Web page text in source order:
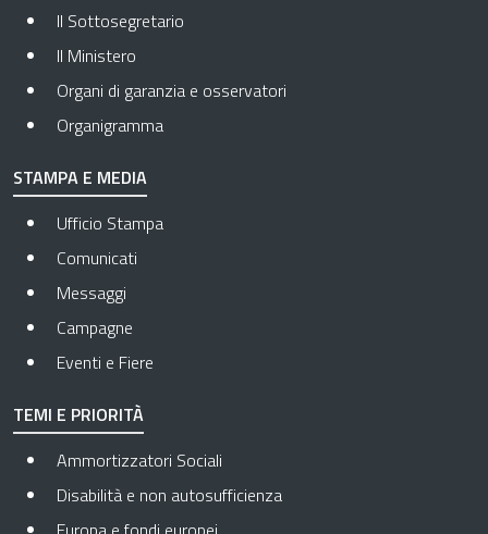
Il Sottosegretario
Il Ministero
Organi di garanzia e osservatori
Organigramma
STAMPA E MEDIA
Ufficio Stampa
Comunicati
Messaggi
Campagne
Eventi e Fiere
TEMI E PRIORITÀ
Ammortizzatori Sociali
Disabilità e non autosufficienza